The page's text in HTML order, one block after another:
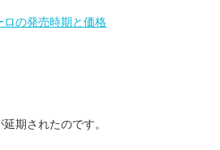
ロの発売時期と価格
期されたのです。